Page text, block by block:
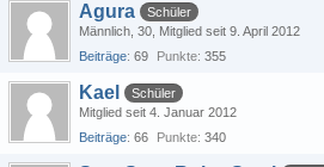
Agura
Schüler
Männlich 30 Mitglied seit 9. April 2012
Beiträge 69 Punkte 355
Kael
Schüler
Mitglied seit 4. Januar 2012
Beiträge 66 Punkte 340